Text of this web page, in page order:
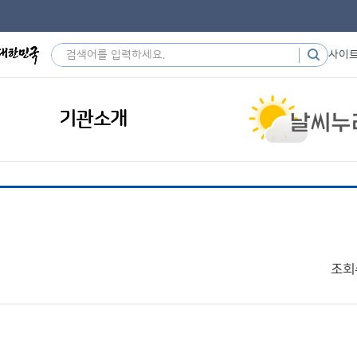
사이
기관소개
조회